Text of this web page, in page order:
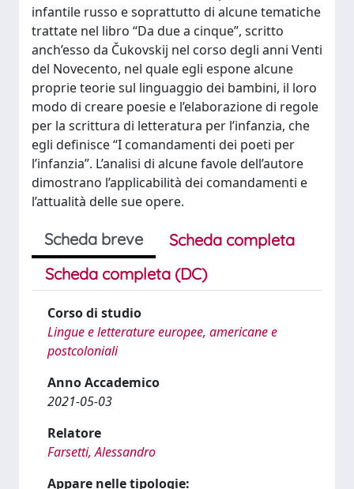
infantile russo e soprattutto di alcune tematiche
trattate nel libro “Da due a cinque”, scritto
anch’esso da Čukovskij nel corso degli anni Venti
del Novecento, nel quale egli espone alcune
proprie teorie sul linguaggio dei bambini, il loro
modo di creare poesie e l’elaborazione di regole
per la scrittura di letteratura per l’infanzia, che
egli definisce “I comandamenti dei poeti per
l’infanzia”. L’analisi di alcune favole dell’autore
dimostrano l’applicabilità dei comandamenti e
l’attualità delle sue opere.
Scheda breve
Scheda completa
Scheda completa (DC)
Corso di studio
Lingue e letterature europee, americane e
postcoloniali
Anno Accademico
2021-05-03
Relatore
Farsetti, Alessandro
Appare nelle tipologie: